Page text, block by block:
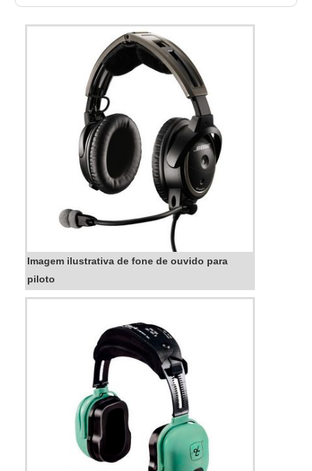
e a realização de testes para garantir que os
aviões estejam em conformidade com os
padrões de segurança. A manutenção de
aviões é essencial para garantir a segurança
dos passageiros e a integridade dos aviões.
Imagem ilustrativa de fone de ouvido para
piloto